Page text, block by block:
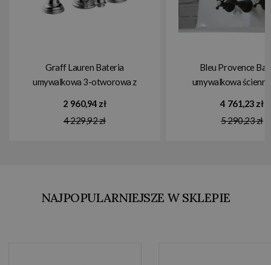
Graff Lauren Bateria
umywalkowa 3-otworowa z
2 960,94 zł
4 229,92 zł
Bleu Provence
umywalkowa
4 761,23 zł
5 290,23 zł
NAJPOPULARNIEJSZE W SKLEPIE